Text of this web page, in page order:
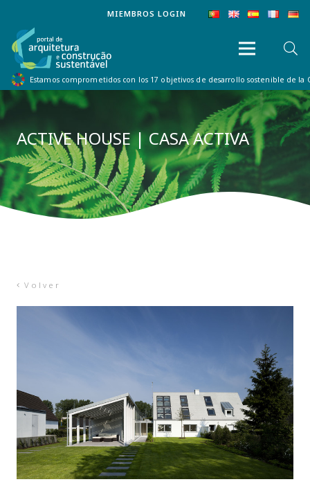
MIEMBROS LOGIN
Estamos comprometidos con los 17 objetivos de desarrollo sostenible de la
ACTIVE HOUSE | CASA ACTIVA
Volver